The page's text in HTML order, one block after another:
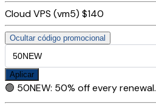
Cloud VPS (vm5) $140
Ocultar código promocional
Aplicar
🟢 50NEW: 50% off every renewal.